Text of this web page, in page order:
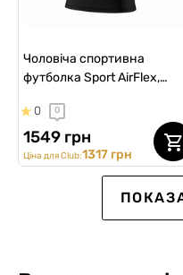
Чоловіча спортивна
футболка Sport AirFlex,
0 0
1549 грн
Ціна для Club:1317 грн